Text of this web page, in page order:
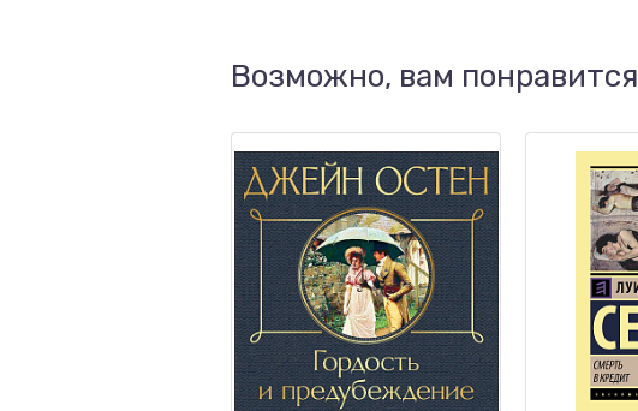
Возможно, вам понравится